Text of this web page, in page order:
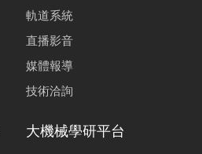
軌道系統
直播影音
媒體報導
技術洽詢
大機械學研平台